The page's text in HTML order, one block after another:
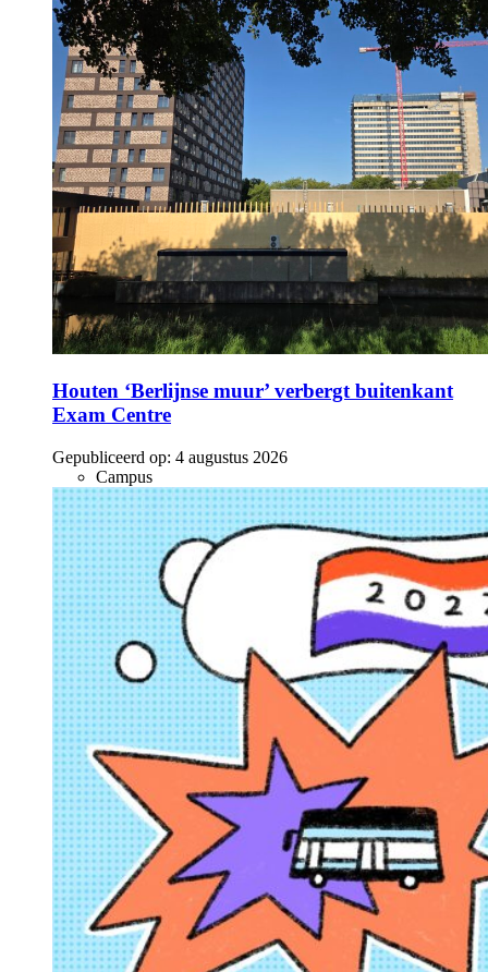
Houten ‘Berlijnse muur’ verbergt buitenkant
Exam Centre
Gepubliceerd op: 4 augustus 2026
Campus